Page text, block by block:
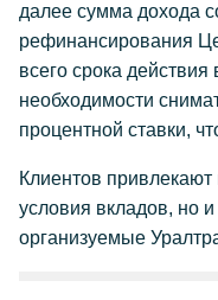
далее сумма дохода
рефинансирования
всего срока
необходимости
процентной ставки,
Клиентов
условия вкладов, но
организуемые